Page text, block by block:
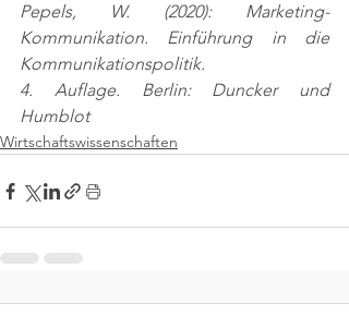
Pepels, W. (2020): Marketing-
Kommunikation. Einführung in die
Kommunikationspolitik.
4. Auflage. Berlin: Duncker und
Humblot
Wirtschaftswissenschaften